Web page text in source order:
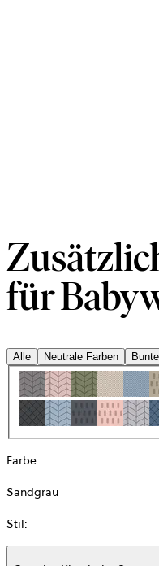
für
Alle Neutrale Farben
Farbe:
Sandgrau
Stil: